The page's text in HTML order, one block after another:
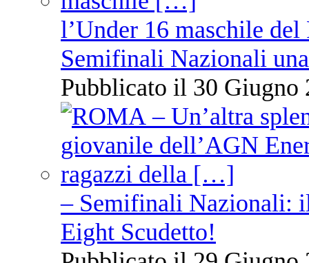
l’Under 16 maschile
Semifinali Nazionali
Pubblicato il 30 Giugno
– Semifinali Nazionali:
Eight Scudetto!